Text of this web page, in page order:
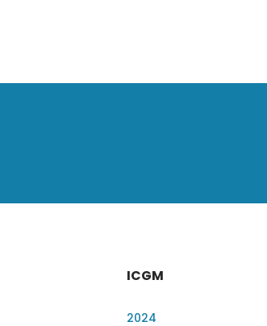
ICGM
2024